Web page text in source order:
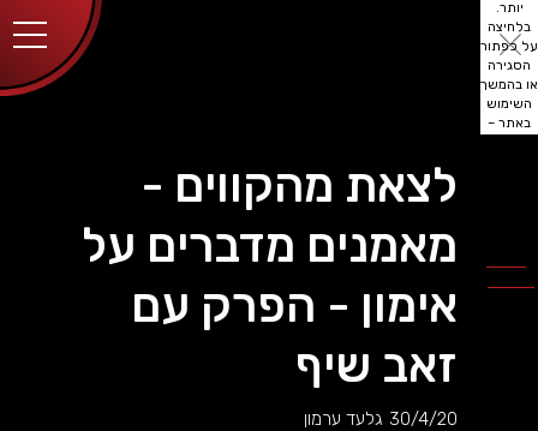
יותר.
בלחיצה
על כפתור
הסגירה
או בהמשך
השימוש
באתר –
לצאת מהקווים -
מאמנים מדברים על
אימון - הפרק עם
זאב שיף
30/4/20 גלעד ערמון